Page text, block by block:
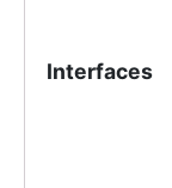
Interfaces